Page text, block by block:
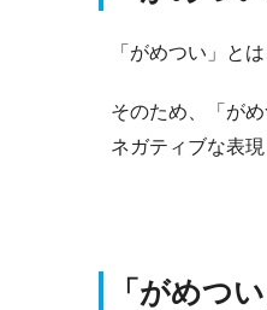
「がめつい」とは
そのため、「が
ネガティブな表現
「がめつ